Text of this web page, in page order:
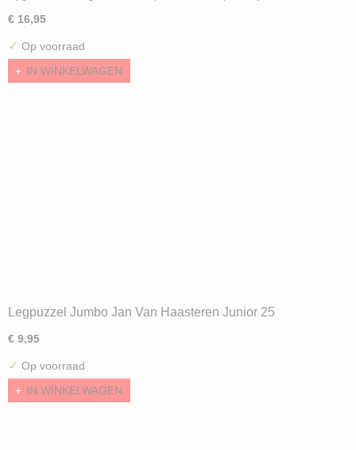
€ 16,95
✓ Op voorraad
IN WINKELWAGEN
Legpuzzel Jumbo Jan Van Haasteren Junior 25
€ 9,95
✓ Op voorraad
IN WINKELWAGEN